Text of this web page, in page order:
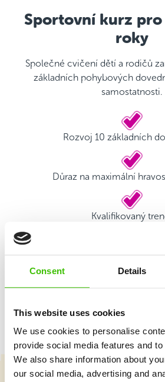
Consent Details
This website uses cookies
We use cookies to personalise
provide social media features and
We also share information about
our social media, advertising and
Sportovní kurz
roky
Společné cvičení dětí a rodičů
základních pohybových
samostatnosti.
Rozvoj 10 základních
Důraz na maximální
Kvalifikovaný
Hrací plán s motivačními